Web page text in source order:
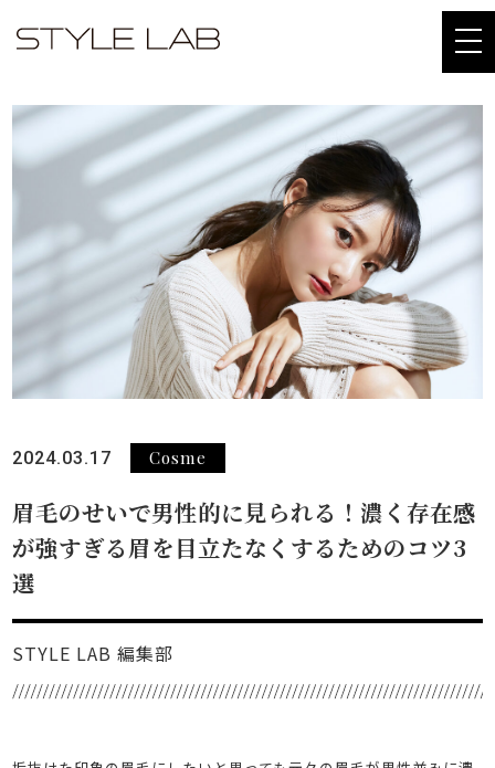
2024.03.17 Cosme
眉毛のせいで男性的に見られる！濃く存在感
が強すぎる眉を目立たなくするためのコツ3
選
STYLE LAB 編集部